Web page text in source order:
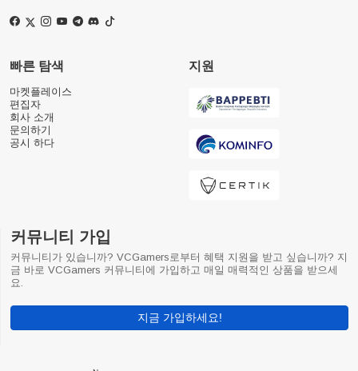
빠른 탐색
마켓플레이스
편집자
회사 소개
문의하기
공시 하다
지원
커뮤니티 가입
커뮤니티가 있습니까? VCGamers로부터 혜택 지원을 받고 싶습니까? 지
금 바로 VCGamers 커뮤니티에 가입하고 매일 매력적인 상품을 받으세
요.
지금 가입하세요!